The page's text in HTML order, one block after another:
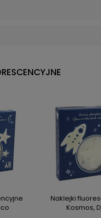
Naklejki
Kosmos,